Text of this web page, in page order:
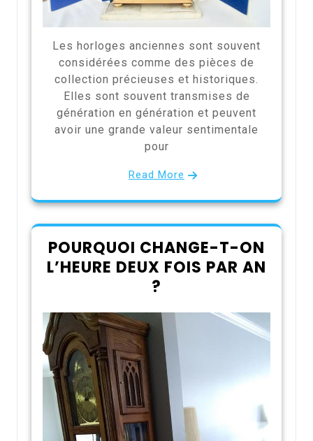
Les horloges anciennes sont souvent
considérées comme des pièces de
collection précieuses et historiques.
Elles sont souvent transmises de
génération en génération et peuvent
avoir une grande valeur sentimentale
pour
Read More
POURQUOI CHANGE-T-ON
L’HEURE DEUX FOIS PAR AN
?